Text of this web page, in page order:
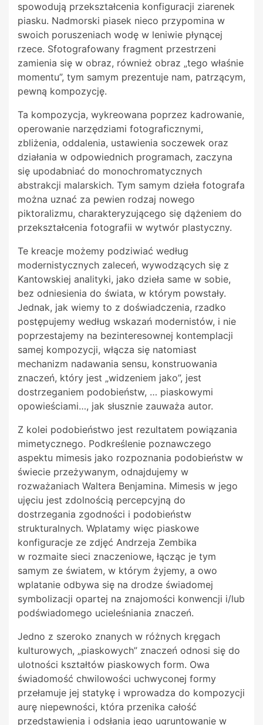
spowodują przekształcenia konfiguracji ziarenek
piasku. Nadmorski piasek nieco przypomina w
swoich poruszeniach wodę w leniwie płynącej
rzece. Sfotografowany fragment przestrzeni
zamienia się w obraz, również obraz „tego właśnie
momentu”, tym samym prezentuje nam, patrzącym,
pewną kompozycję.
Ta kompozycja, wykreowana poprzez kadrowanie,
operowanie narzędziami fotograficznymi,
zbliżenia, oddalenia, ustawienia soczewek oraz
działania w odpowiednich programach, zaczyna
się upodabniać do monochromatycznych
abstrakcji malarskich. Tym samym dzieła fotografa
można uznać za pewien rodzaj nowego
piktoralizmu, charakteryzującego się dążeniem do
przekształcenia fotografii w wytwór plastyczny.
Te kreacje możemy podziwiać według
modernistycznych zaleceń, wywodzących się z
Kantowskiej analityki, jako dzieła same w sobie,
bez odniesienia do świata, w którym powstały.
Jednak, jak wiemy to z doświadczenia, rzadko
postępujemy według wskazań modernistów, i nie
poprzestajemy na bezinteresownej kontemplacji
samej kompozycji, włącza się natomiast
mechanizm nadawania sensu, konstruowania
znaczeń, który jest „widzeniem jako”, jest
dostrzeganiem podobieństw, … piaskowymi
opowieściami…, jak słusznie zauważa autor.
Z kolei podobieństwo jest rezultatem powiązania
mimetycznego. Podkreślenie poznawczego
aspektu mimesis jako rozpoznania podobieństw w
świecie przeżywanym, odnajdujemy w
rozważaniach Waltera Benjamina. Mimesis w jego
ujęciu jest zdolnością percepcyjną do
dostrzegania zgodności i podobieństw
strukturalnych. Wplatamy więc piaskowe
konfiguracje ze zdjęć Andrzeja Zembika
w rozmaite sieci znaczeniowe, łącząc je tym
samym ze światem, w którym żyjemy, a owo
wplatanie odbywa się na drodze świadomej
symbolizacji opartej na znajomości konwencji i/lub
podświadomego ucieleśniania znaczeń.
Jedno z szeroko znanych w różnych kręgach
kulturowych, „piaskowych” znaczeń odnosi się do
ulotności kształtów piaskowych form. Owa
świadomość chwilowości uchwyconej formy
przełamuje jej statykę i wprowadza do kompozycji
aurę niepewności, która przenika całość
przedstawienia i odsłania jego ugruntowanie w